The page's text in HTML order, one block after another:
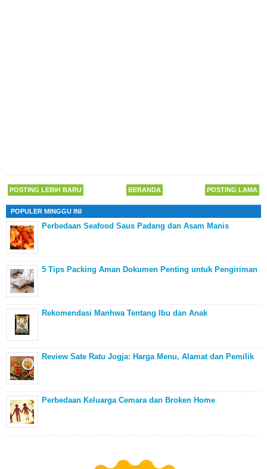
POSTING LEBIH BARU POSTING LAMA
BERANDA
POPULER MINGGU INI
Perbedaan Seafood Saus Padang dan Asam Manis
5 Tips Packing Aman Dokumen Penting untuk Pengiriman
Rekomendasi Manhwa Tentang Ibu dan Anak
Review Sate Ratu Jogja: Harga Menu, Alamat dan Pemilik
Perbedaan Keluarga Cemara dan Broken Home